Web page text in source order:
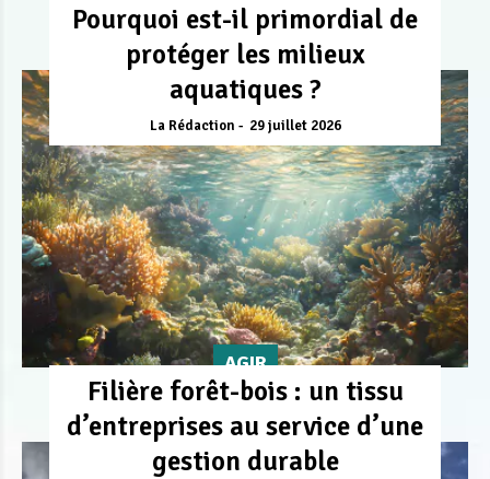
Pourquoi est-il primordial de
protéger les milieux
aquatiques ?
La Rédaction 29 juillet 2026
AGIR
Filière forêt-bois : un tissu
d’entreprises au service d’une
gestion durable